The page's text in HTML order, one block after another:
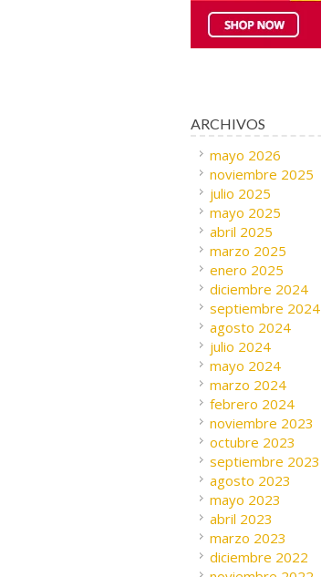
ARCHIVOS
mayo 2026
noviembre 2025
julio 2025
mayo 2025
abril 2025
marzo 2025
enero 2025
diciembre 2024
septiembre 2024
agosto 2024
julio 2024
mayo 2024
marzo 2024
febrero 2024
noviembre 2023
octubre 2023
septiembre 2023
agosto 2023
mayo 2023
abril 2023
marzo 2023
diciembre 2022